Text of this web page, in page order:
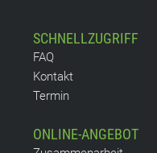
SCHNELLZUGRIFF
FAQ
Kontakt
Termin
ONLINE-ANGEBOT